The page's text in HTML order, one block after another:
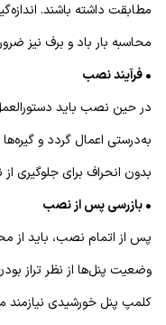
مطابقت داشته باشند.
محاسبه بار باد و برف نیز
• فرآیند نصب
در حین نصب باید
به‌درستی اعمال گردد و
بدون انحراف برای جلوگیری
• بازرسی پس از نصب
پس از اتمام نصب، باید از
وضعیت پنل‌ها از نظر تراز
کلمپ پنل خورشیدی نیازمند